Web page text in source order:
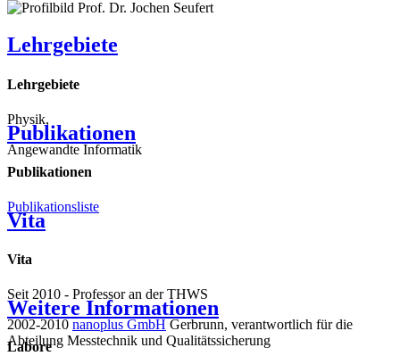
Lehrgebiete
Lehrgebiete
Physik,
Angewandte Informatik
Publikationen
Publikationen
Publikationsliste
Vita
Vita
Seit 2010 - Professor an der THWS
2002-2010 nanoplus GmbH Gerbrunn, verantwortlich für die
Abteilung Messtechnik und Qualitätssicherung
Weitere Informationen
Labore